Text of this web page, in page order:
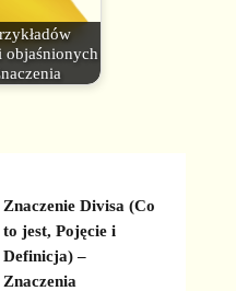
objaśnionych
Znaczenie Divisa (Co
to jest, Pojęcie i
Definicja) –
Znaczenia